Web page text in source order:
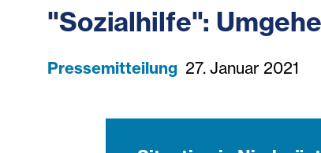
"Sozialhilfe":
Pressemitteilung 27. Januar 2021